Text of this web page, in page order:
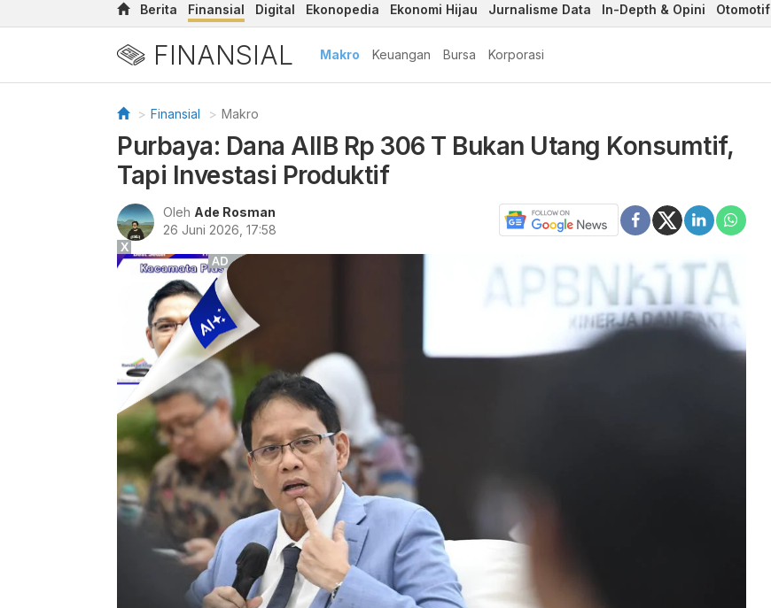
Berita Finansial Digital Ekonopedia Ekonomi Hijau Jurnalisme Data In-Depth & Opini Otomotif
FINANSIAL Makro Keuangan Bursa Korporasi
Finansial Makro
Purbaya: Dana AIIB Rp 306 T Bukan Utang Konsumtif,
Tapi Investasi Produktif
Oleh Ade Rosman
26 Juni 2026, 17:58
X